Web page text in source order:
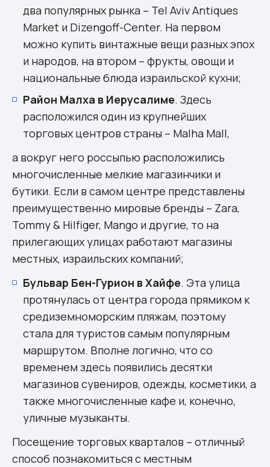
два популярных рынка – Tel Aviv Antiques
Market и Dizengoff-Center. На первом
можно купить винтажные вещи разных эпох
и народов, на втором – фрукты, овощи и
национальные блюда израильской кухни;
Район Малха в Иерусалиме. Здесь
расположился один из крупнейших
торговых центров страны – Malha Mall,
а вокруг него россыпью расположились
многочисленные мелкие магазинчики и
бутики. Если в самом центре представлены
преимущественно мировые бренды – Zara,
Tommy & Hilfiger, Mango и другие, то на
прилегающих улицах работают магазины
местных, израильских компаний;
Бульвар Бен-Гурион в Хайфе. Эта улица
протянулась от центра города прямиком к
средиземноморским пляжам, поэтому
стала для туристов самым популярным
маршрутом. Вполне логично, что со
временем здесь появились десятки
магазинов сувениров, одежды, косметики, а
также многочисленные кафе и, конечно,
уличные музыканты.
Посещение торговых кварталов – отличный
способ познакомиться с местным